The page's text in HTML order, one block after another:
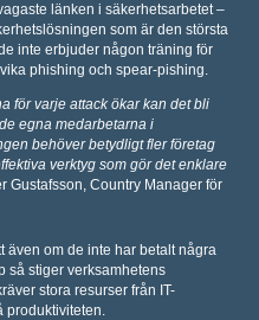
länken i säkerhetsarbetet –
som är den största
inte erbjuder någon träning för
phishing och spear-pishing.
för varje attack ökar kan det bli
egna medarbetarna i
behöver betydligt fler företag
verktyg som gör det enklare
Gustafsson, Country Manager för
även om de inte har betalt några
så stiger verksamhetens
stora resurser från IT-